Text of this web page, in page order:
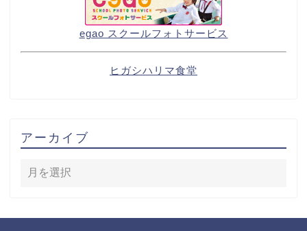
egao スクールフォトサービス
ヒガシハリマ食堂
アーカイブ